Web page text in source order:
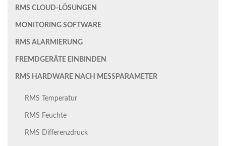
RMS CLOUD-LÖSUNGEN
MONITORING SOFTWARE
RMS ALARMIERUNG
FREMDGERÄTE EINBINDEN
RMS HARDWARE NACH MESSPARAMETER
RMS Temperatur
RMS Feuchte
RMS Differenzdruck